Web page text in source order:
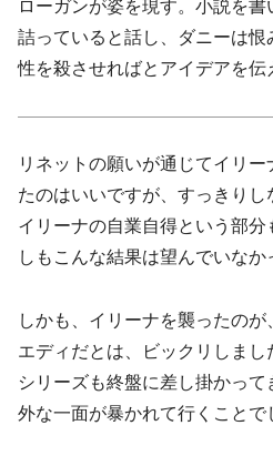
ローガンが姿を現す。小説を
詰っていると話し、ダニーは
性を殺させればとアイデアを伝
リネットの願いが通じてイリー
たのはいいですが、すっきりし
イリーナの自業自得という部分
しもこんな結果は望んでいなか
しかも、イリーナを襲ったの
エディだとは、ビックリしまし
シリーズも終盤に差し掛かっ
外な一面が暴かれて行くことで